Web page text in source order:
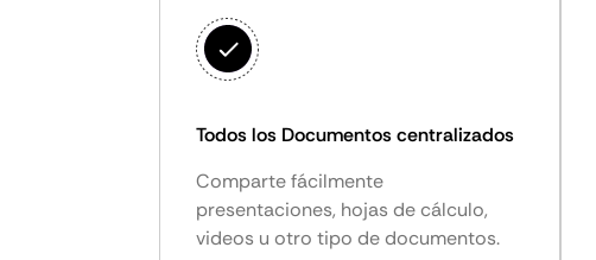
Todos los Documentos centralizados
Comparte fácilmente
presentaciones, hojas de cálculo,
videos u otro tipo de documentos.